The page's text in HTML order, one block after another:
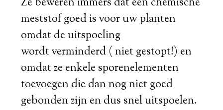
meststof goed is voor uw planten
omdat de uitspoeling
wordt verminderd ( niet gestopt!) en
omdat ze enkele sporenelementen
toevoegen die dan nog niet goed
gebonden zijn en dus snel uitspoelen.